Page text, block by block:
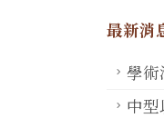
最新消
學術
中